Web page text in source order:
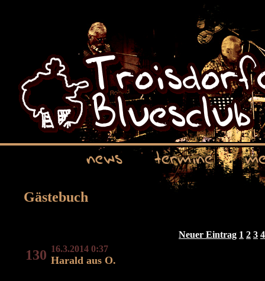
news termine
Gästebuch
Neuer Eintrag 1 2 3 4
130 16.3.2014 0:37
Harald aus O.